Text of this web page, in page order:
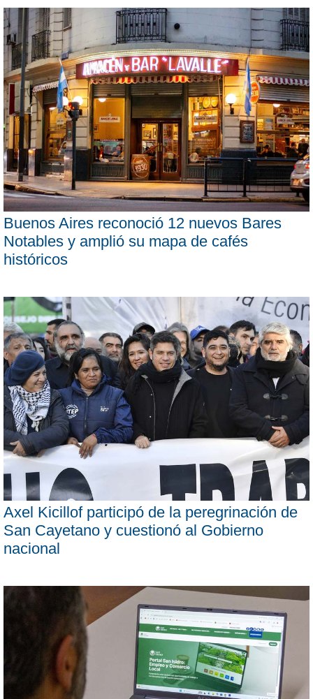
Buenos Aires reconoció 12 nuevos Bares
Notables y amplió su mapa de cafés
históricos
Axel Kicillof participó de la peregrinación de
San Cayetano y cuestionó al Gobierno
nacional